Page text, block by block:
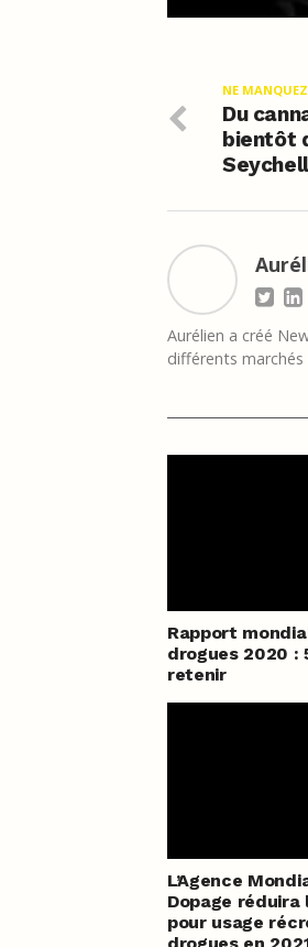
NE
Du
bientôt
Aurélien a créé
différents
Rapport
drogues 2020 :
retenir
L’Agence
Dopage
pour usage